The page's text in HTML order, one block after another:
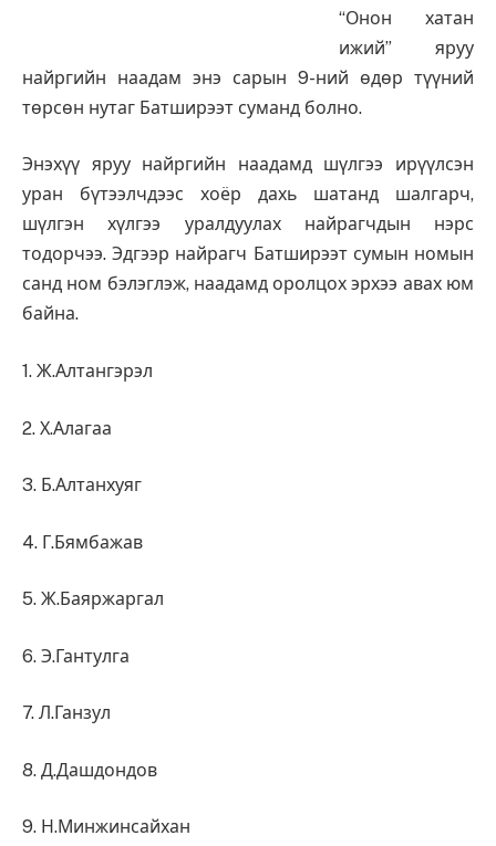
“Онон хатан
ижий” яруу
найргийн наадам энэ сарын 9-ний өдөр түүний
төрсөн нутаг Батширээт суманд болно.
Энэхүү яруу найргийн наадамд шүлгээ ирүүлсэн
уран бүтээлчдээс хоёр дахь шатанд шалгарч,
шүлгэн хүлгээ уралдуулах найрагчдын нэрс
тодорчээ. Эдгээр найрагч Батширээт сумын номын
санд ном бэлэглэж, наадамд оролцох эрхээ авах юм
байна.
1. Ж.Алтангэрэл
2. Х.Алагаа
3. Б.Алтанхуяг
4. Г.Бямбажав
5. Ж.Баяржаргал
6. Э.Гантулга
7. Л.Ганзул
8. Д.Дашдондов
9. Н.Минжинсайхан